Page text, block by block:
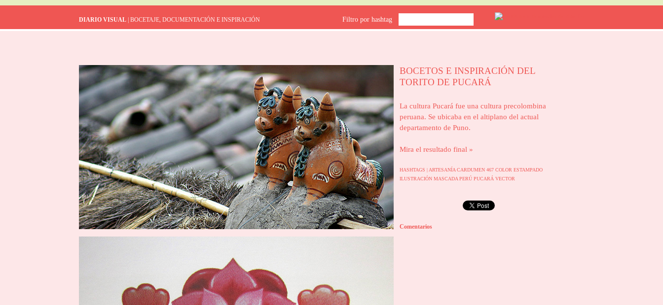
DIARIO VISUAL | BOCETAJE, DOCUMENTACIÓN E INSPIRACIÓN Filtro por hashtag
BOCETOS E INSPIRACIÓN DEL
TORITO DE PUCARÁ
La cultura Pucará fue una cultura precolombina
peruana. Se ubicaba en el altiplano del actual
departamento de Puno.
Mira el resultado final »
HASHTAGS | ARTESANÍA CARDUMEN 467 COLOR ESTAMPADO
ILUSTRACIÓN MASCADA PERÚ PUCARÁ VECTOR
Comentarios